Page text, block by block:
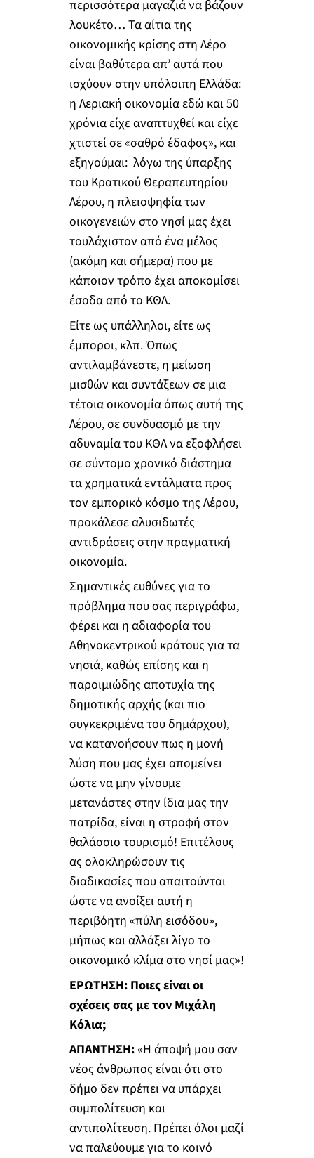
περισσότερα μαγαζιά να βάζουν
λουκέτο… Τα αίτια της
οικονομικής κρίσης στη Λέρο
είναι βαθύτερα απ’ αυτά που
ισχύουν στην υπόλοιπη Ελλάδα:
η Λεριακή οικονομία εδώ και 50
χρόνια είχε αναπτυχθεί και είχε
χτιστεί σε «σαθρό έδαφος», και
εξηγούμαι: λόγω της ύπαρξης
του Κρατικού Θεραπευτηρίου
Λέρου, η πλειοψηφία των
οικογενειών στο νησί μας έχει
τουλάχιστον από ένα μέλος
(ακόμη και σήμερα) που με
κάποιον τρόπο έχει αποκομίσει
έσοδα από το ΚΘΛ.
Είτε ως υπάλληλοι, είτε ως
έμποροι, κλπ. Όπως
αντιλαμβάνεστε, η μείωση
μισθών και συντάξεων σε μια
τέτοια οικονομία όπως αυτή της
Λέρου, σε συνδυασμό με την
αδυναμία του ΚΘΛ να εξοφλήσει
σε σύντομο χρονικό διάστημα
τα χρηματικά εντάλματα προς
τον εμπορικό κόσμο της Λέρου,
προκάλεσε αλυσιδωτές
αντιδράσεις στην πραγματική
οικονομία.
Σημαντικές ευθύνες για το
πρόβλημα που σας περιγράφω,
φέρει και η αδιαφορία του
Αθηνοκεντρικού κράτους για τα
νησιά, καθώς επίσης και η
παροιμιώδης αποτυχία της
δημοτικής αρχής (και πιο
συγκεκριμένα του δημάρχου),
να κατανοήσουν πως η μονή
λύση που μας έχει απομείνει
ώστε να μην γίνουμε
μετανάστες στην ίδια μας την
πατρίδα, είναι η στροφή στον
θαλάσσιο τουρισμό! Επιτέλους
ας ολοκληρώσουν τις
διαδικασίες που απαιτούνται
ώστε να ανοίξει αυτή η
περιβόητη «πύλη εισόδου»,
μήπως και αλλάξει λίγο το
οικονομικό κλίμα στο νησί μας»!
ΕΡΩΤΗΣΗ: Ποιες είναι οι
σχέσεις σας με τον Μιχάλη
Κόλια;
ΑΠΑΝΤΗΣΗ:«Η άποψή μου σαν
νέος άνθρωπος είναι ότι στο
δήμο δεν πρέπει να υπάρχει
συμπολίτευση και
αντιπολίτευση. Πρέπει όλοι μαζί
να παλεύουμε για το κοινό